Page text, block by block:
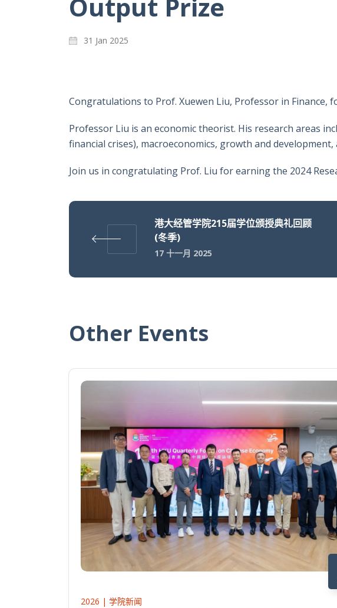
31 Jan 2025
Congratulations to Prof. Xuewen Liu, Professor in Finance,
Professor Liu is an economic theorist. His research areas
financial crises), macroeconomics, growth and development,
Join us in congratulating Prof. Liu for earning the 2024
港大经管学院215届学位颁授典礼回顾
(冬季)
17 十一月 2025
Other Events
2026 | 学院新闻